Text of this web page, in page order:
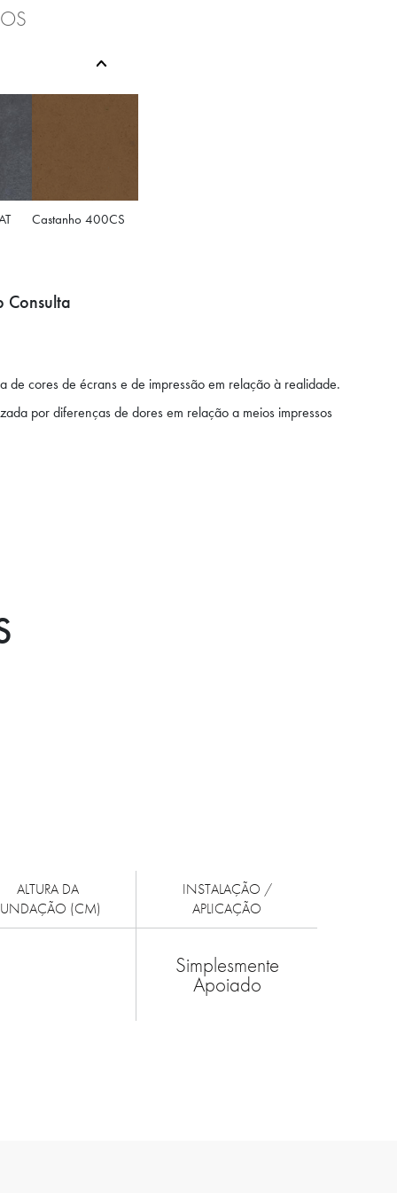
Castanho 400CS
Consulta
de cores de écrans e de impressão em relação à realidade.
por diferenças de dores em relação a meios impressos
ALTURA DA
(CM)
INSTALAÇÃO /
APLICAÇÃO
Simplesmente
Apoiado